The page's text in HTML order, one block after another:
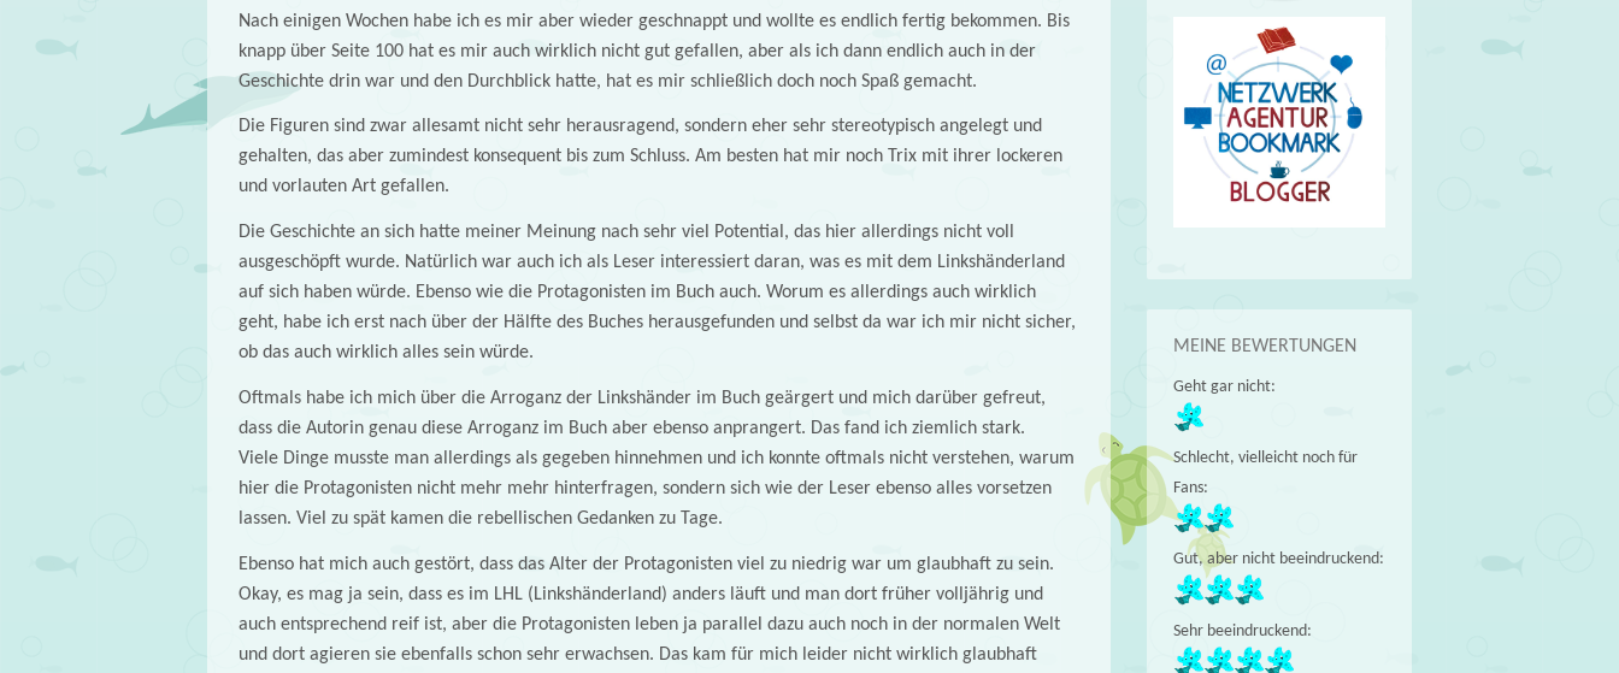
Nach einigen Wochen habe ich es mir aber wieder geschnappt und wollte es endlich fertig bekommen. Bis
knapp über Seite 100 hat es mir auch wirklich nicht gut gefallen, aber als ich dann endlich auch in der
Geschichte drin war und den Durchblick hatte, hat es mir schließlich doch noch Spaß gemacht.
Die Figuren sind zwar allesamt nicht sehr herausragend, sondern eher sehr stereotypisch angelegt und
gehalten, das aber zumindest konsequent bis zum Schluss. Am besten hat mir noch Trix mit ihrer lockeren
und vorlauten Art gefallen.
Die Geschichte an sich hatte meiner Meinung nach sehr viel Potential, das hier allerdings nicht voll
ausgeschöpft wurde. Natürlich war auch ich als Leser interessiert daran, was es mit dem Linkshänderland
auf sich haben würde. Ebenso wie die Protagonisten im Buch auch. Worum es allerdings auch wirklich
geht, habe ich erst nach über der Hälfte des Buches herausgefunden und selbst da war ich mir nicht sicher,
ob das auch wirklich alles sein würde.
Oftmals habe ich mich über die Arroganz der Linkshänder im Buch geärgert und mich darüber gefreut,
dass die Autorin genau diese Arroganz im Buch aber ebenso anprangert. Das fand ich ziemlich stark.
Viele Dinge musste man allerdings als gegeben hinnehmen und ich konnte oftmals nicht verstehen, warum
hier die Protagonisten nicht mehr mehr hinterfragen, sondern sich wie der Leser ebenso alles vorsetzen
lassen. Viel zu spät kamen die rebellischen Gedanken zu Tage.
Ebenso hat mich auch gestört, dass das Alter der Protagonisten viel zu niedrig war um glaubhaft zu sein.
Okay, es mag ja sein, dass es im LHL (Linkshänderland) anders läuft und man dort früher volljährig und
auch entsprechend reif ist, aber die Protagonisten leben ja parallel dazu auch noch in der normalen Welt
und dort agieren sie ebenfalls schon sehr erwachsen. Das kam für mich leider nicht wirklich glaubhaft
MEINE BEWERTUNGEN
Geht gar nicht:
Schlecht, vielleicht noch für
Fans:
Gut, aber nicht beeindruckend:
Sehr beeindruckend: